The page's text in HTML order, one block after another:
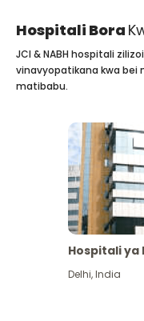
Hospitali Bora
JCI & NABH hospitali
vinavyopatikana kwa bei
matibabu.
Hospitali ya
Delhi,India